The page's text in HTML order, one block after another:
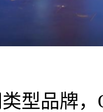
型品牌